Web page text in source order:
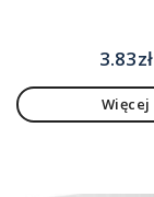
3.83zł
Więcej